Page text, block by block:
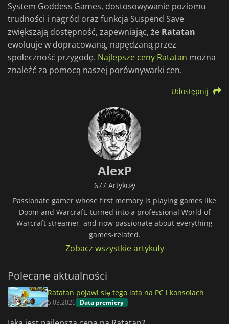
System Goddess Games, dostosowywanie poziomu
trudności i nagród oraz funkcja Suspend Save
zwiększają dostępność, zapewniając, że Ratatan
ewoluuje w dopracowaną, napędzaną przez
społeczność przygodę. Najlepsze ceny Ratatan można
znaleźć za pomocą naszej porównywarki cen.
Udostępnij
AlexP
677 Artykuły
Passionate gamer whose first memory is playing games like
Doom and Warcraft, turned into a professional World of
Warcraft streamer, and now passionate about everything
games-related.
Zobacz wszystkie artykuły
Polecane aktualności
Ratatan pojawi się tego lata na PC i konsolach
5.03.2026 Data premiery